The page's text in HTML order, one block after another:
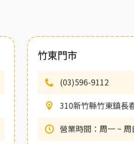
竹東門市
(03)596-9112
310新竹縣竹東鎮長
營業時間：周一 ~